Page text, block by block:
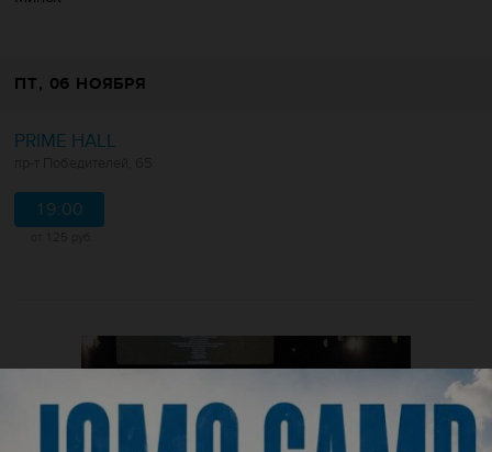
ПТ, 06 НОЯБРЯ
PRIME HALL
19:00